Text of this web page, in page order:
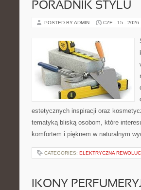
PORADNIK STYLU
POSTED BY ADMIN CZE - 15 - 2026
estetycznych inspiracji oraz
tematyką bliską osobom, które
komfortem i pięknem w naturalnym
CATEGORIES: ELEKTRYCZNA
IKONY